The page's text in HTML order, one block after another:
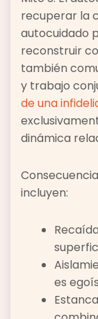
recuperar la
autocuidado
reconstruir
también
y trabajo
de una
dinámica
incluyen:
es